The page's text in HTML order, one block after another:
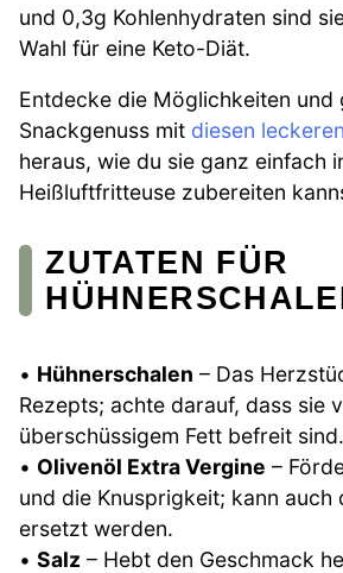
und 0,3g Kohlenhydraten sind
Wahl für eine Keto-Diät.
Entdecke die Möglichkeiten und
Snackgenuss mit diesen
heraus, wie du sie ganz einfach
Heißluftfritteuse zubereiten
ZUTATEN FÜR
• Hühnerschalen – Das
Rezepts; achte darauf, dass sie
überschüssigem Fett befreit sind.
• Olivenöl Extra Vergine –
und die Knusprigkeit; kann auch
ersetzt werden.
• Salz – Hebt den Geschmack